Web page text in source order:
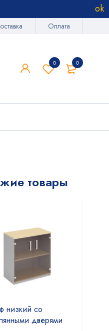
Оплата
0
0
товары
низкий со
дверями